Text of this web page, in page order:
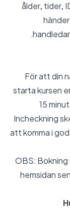
ålder, tider,
För att din
starta kursen
15
Incheckning
att komma i
OBS: Bokning
hemsidan